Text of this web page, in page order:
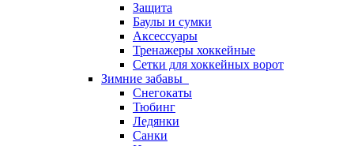
Защита
Баулы и сумки
Аксессуары
Тренажеры хоккейные
Сетки для хоккейных ворот
Зимние забавы
Снегокаты
Тюбинг
Ледянки
Санки